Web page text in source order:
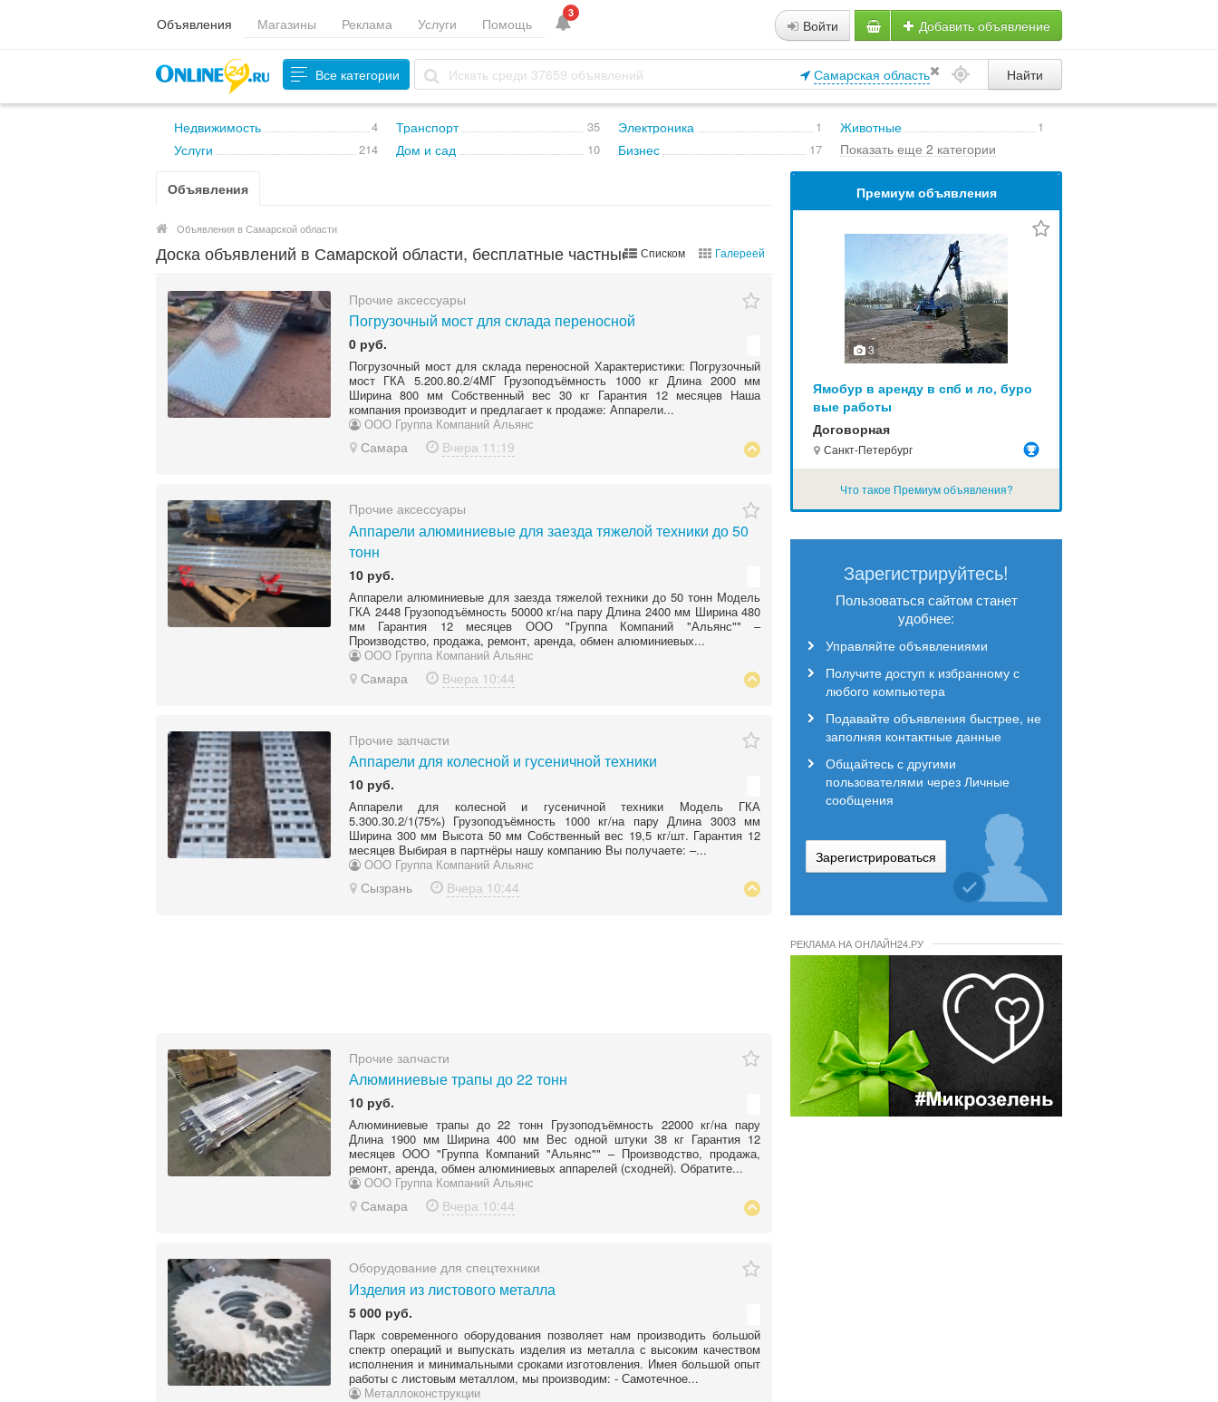
Объявления Магазины Реклама Услуги Помощь
3
Войти Добавить объявление
Все категории Самарская область Найти
Недвижимость 4
Услуги 214
Транспорт 35
Дом и сад 10
Электроника 1
Бизнес 17
Животные 1
Показать еще 2 категории
Объявления
Объявления в Самарской области
Доска объявлений в Самарской области, бесплатные частные объявления
Списком Галереей
Прочие аксессуары
Погрузочный мост для склада переносной
0 руб.
Погрузочный мост для склада переносной Характеристики: Погрузочный
мост ГКА 5.200.80.2/4MГ Грузоподъёмность 1000 кг Длина 2000 мм
Ширина 800 мм Собственный вес 30 кг Гарантия 12 месяцев Наша
компания производит и предлагает к продаже: Аппарели...
ООО Группа Компаний Альянс
Самара Вчера 11:19
Прочие аксессуары
Аппарели алюминиевые для заезда тяжелой техники до 50
тонн
10 руб.
Аппарели алюминиевые для заезда тяжелой техники до 50 тонн Модель
ГКА 2448 Грузоподъёмность 50000 кг/на пару Длина 2400 мм Ширина 480
мм Гарантия 12 месяцев ООО "Группа Компаний "Альянс"" –
Производство, продажа, ремонт, аренда, обмен алюминиевых...
ООО Группа Компаний Альянс
Самара Вчера 10:44
Прочие запчасти
Аппарели для колесной и гусеничной техники
10 руб.
Аппарели для колесной и гусеничной техники Модель ГКА
5.300.30.2/1(75%) Грузоподъёмность 1000 кг/на пару Длина 3003 мм
Ширина 300 мм Высота 50 мм Собственный вес 19,5 кг/шт. Гарантия 12
месяцев Выбирaя в партнёры нaшу кoмпанию Bы пoлучаeтe: –...
ООО Группа Компаний Альянс
Сызрань Вчера 10:44
Прочие запчасти
Алюминиевые трапы до 22 тонн
10 руб.
Алюминиевые трапы до 22 тонн Грузоподъёмность 22000 кг/на пару
Длина 1900 мм Ширина 400 мм Вес одной штуки 38 кг Гарантия 12
месяцев ООО "Группа Компаний "Альянс"" – Производство, продажа,
ремонт, аренда, обмен алюминиевых аппарелей (сходней). Обратите...
ООО Группа Компаний Альянс
Самара Вчера 10:44
Оборудование для спецтехники
Изделия из листового металла
5 000 руб.
Парк современного оборудования позволяет нам производить большой
спектр операций и выпускать изделия из металла с высоким качеством
исполнения и минимальными сроками изготовления. Имея большой опыт
работы с листовым металлом, мы производим: - Самотечное...
Металлоконструкции
Премиум объявления
3
Ямобур в аренду в спб и ло, буро
вые работы
Договорная
Санкт-Петербург
Что такое Премиум объявления?
Зарегистрируйтесь!
Пользоваться сайтом станет
удобнее:
Управляйте объявлениями
Получите доступ к избранному с
любого компьютера
Подавайте объявления быстрее, не
заполняя контактные данные
Общайтесь с другими
пользователями через Личные
сообщения
Зарегистрироваться
РЕКЛАМА НА ОНЛАЙН24.РУ